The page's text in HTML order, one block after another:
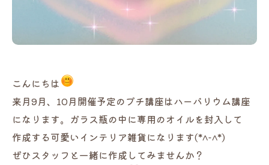
こんにちは
来月9月、10月開催予定のプチ講座はハーバリウム講座
になります。ガラス瓶の中に専用のオイルを封入して
作成する可愛いインテリア雑貨になります(*^-^*)
ぜひスタッフと一緒に作成してみませんか？